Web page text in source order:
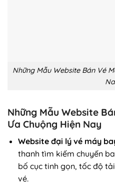
Những Mẫu Website Bán Vé
Những Mẫu Website
Ưa Chuộng Hiện Nay
Website đại lý vé máy
thanh tìm kiếm chuyến
bố cục tinh gọn, tốc độ
vé.